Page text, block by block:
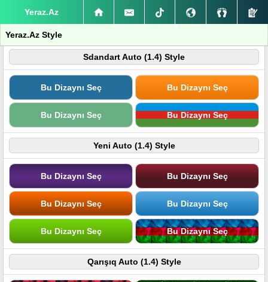
Yeraz.Az
Yeraz.Az Style
Sdandart Auto (1.4) Style
Bu Dizaynı Seç Bu Dizaynı Seç
Bu Dizaynı Seç Bu Dizaynı Seç
Yeni Auto (1.4) Style
Bu Dizaynı Seç Bu Dizaynı Seç
Bu Dizaynı Seç Bu Dizaynı Seç
Bu Dizaynı Seç Bu Dizaynı Seç
Qarışıq Auto (1.4) Style